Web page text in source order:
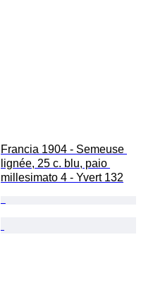
Francia 1904 - Semeuse
lignée, 25 c. blu, paio
millesimato 4 - Yvert 132